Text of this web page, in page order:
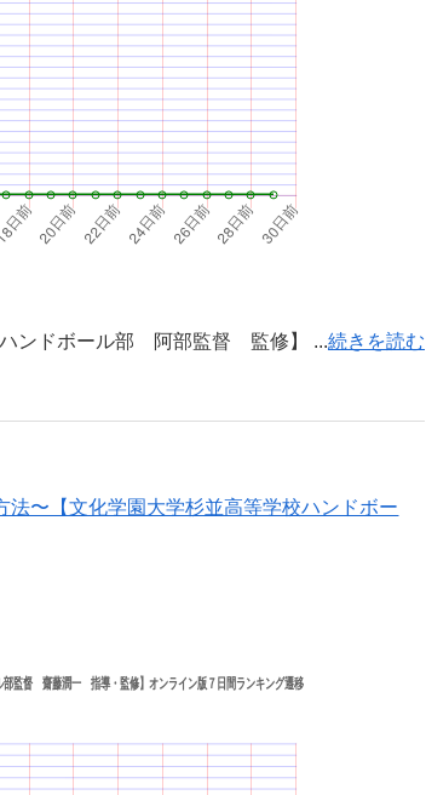
ハンドボール部 阿部監督 監修】 ...続きを読む
〜【文化学園大学杉並高等学校ハンドボー